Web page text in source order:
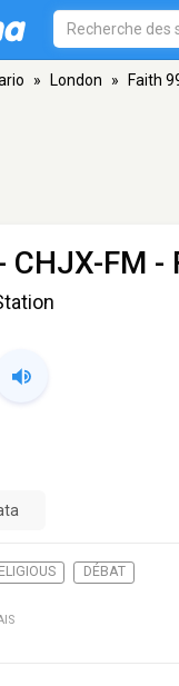
» London » Faith
CHJX-FM -
DÉBAT